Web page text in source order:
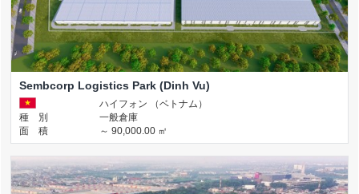
Sembcorp Logistics Park (Dinh Vu)
ハイフォン （ベトナム）
種 別
一般倉庫
面 積
～ 90,000.00 ㎡